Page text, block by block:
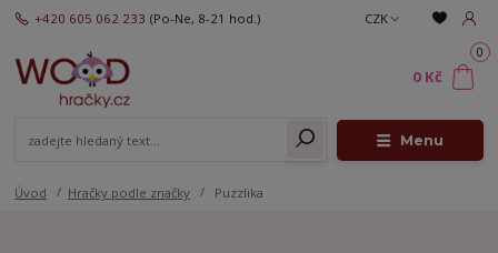
Menu
CZK
+420 605 062 233 (Po-Ne, 8-21 hod.)
0
0 Kč
Úvod Hračky podle značky Puzzlika